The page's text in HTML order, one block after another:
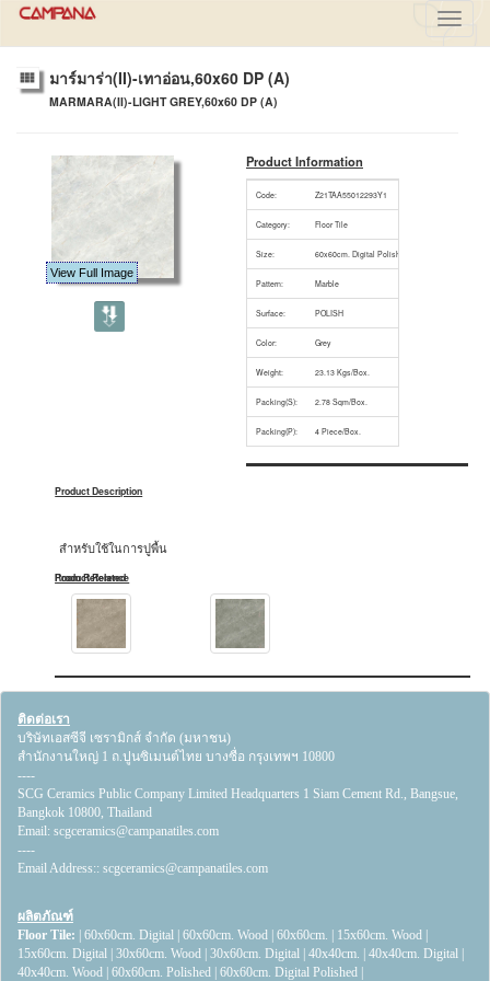
มาร์มาร่า(II)-เทาอ่อน,60x60 DP (A)
MARMARA(II)-LIGHT GREY,60x60 DP (A)
Product Information
Code: Z21TAA55012293Y1
Category: Floor Tile
Size: 60x60cm. Digital Polished
Pattern: Marble
Surface: POLISH
Color: Grey
Weight: 23.13 Kgs/Box.
Packing(S): 2.78 Sqm/Box.
Packing(P): 4 Piece/Box.
Product Description
สำหรับใช้ในการปูพื้น
Product Related
Room Reference
ติดต่อเรา
บริษัทเอสซีจี เซรามิกส์ จำกัด (มหาชน)
สำนักงานใหญ่ 1 ถ.ปูนซิเมนต์ไทย บางซื่อ กรุงเทพฯ 10800
----
SCG Ceramics Public Company Limited Headquarters 1 Siam Cement Rd., Bangsue,
Bangkok 10800, Thailand
Email: scgceramics@campanatiles.com
----
Email Address:: scgceramics@campanatiles.com
ผลิตภัณฑ์
Floor Tile: | 60x60cm. Digital | 60x60cm. Wood | 60x60cm. | 15x60cm. Wood |
15x60cm. Digital | 30x60cm. Wood | 30x60cm. Digital | 40x40cm. | 40x40cm. Digital |
40x40cm. Wood | 60x60cm. Polished | 60x60cm. Digital Polished |
View Full Image